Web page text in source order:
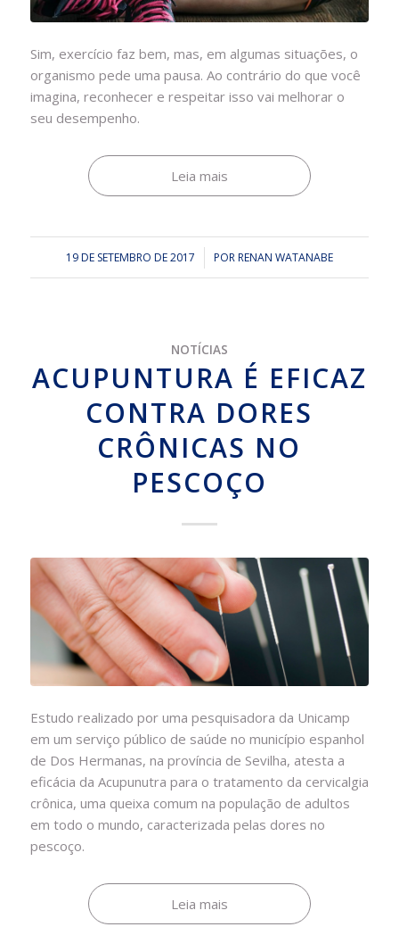
Sim, exercício faz bem, mas, em algumas situações, o
organismo pede uma pausa. Ao contrário do que você
imagina, reconhecer e respeitar isso vai melhorar o
seu desempenho.
Leia mais
19 DE SETEMBRO DE 2017
/ PORRENAN WATANABE
NOTÍCIAS
ACUPUNTURA É EFICAZ
CONTRA DORES
CRÔNICAS NO
PESCOÇO
Estudo realizado por uma pesquisadora da Unicamp
em um serviço público de saúde no município espanhol
de Dos Hermanas, na província de Sevilha, atesta a
eficácia da Acupunutra para o tratamento da cervicalgia
crônica, uma queixa comum na população de adultos
em todo o mundo, caracterizada pelas dores no
pescoço.
Leia mais